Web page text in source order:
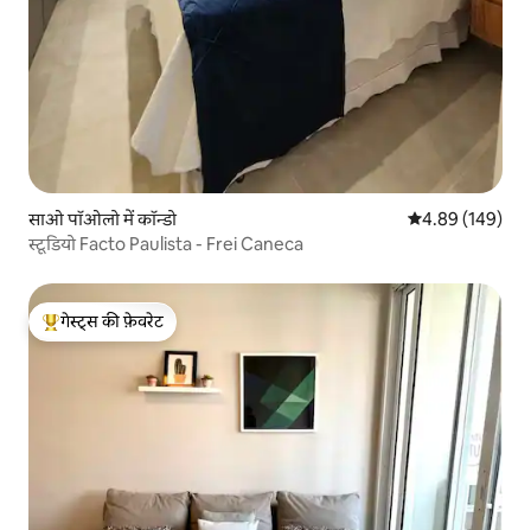
साओ पॉओलो में कॉन्डो औसत रेटिंग 5 में से
4.89 (149)
स्टूडियो Facto Paulista - Frei Caneca
गेस्ट्स का टॉप फ़ेवरेट
गेस्ट्स की फ़ेवरेट